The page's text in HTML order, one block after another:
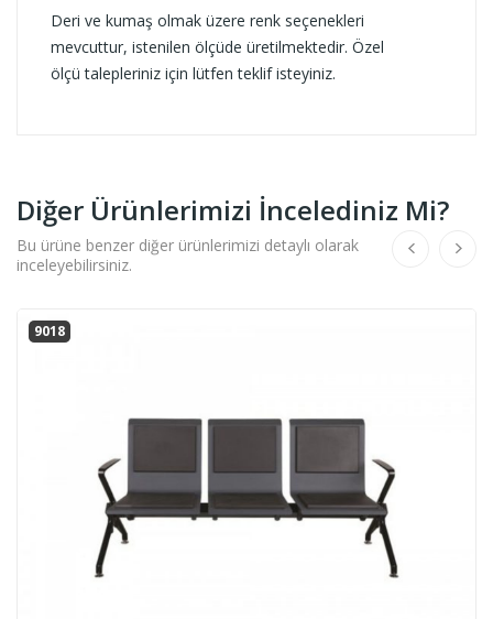
Deri ve kumaş olmak üzere renk seçenekleri
mevcuttur, istenilen ölçüde üretilmektedir. Özel
ölçü talepleriniz için lütfen teklif isteyiniz.
Diğer Ürünlerimizi İncelediniz Mi?
Bu ürüne benzer diğer ürünlerimizi detaylı olarak
inceleyebilirsiniz.
9018